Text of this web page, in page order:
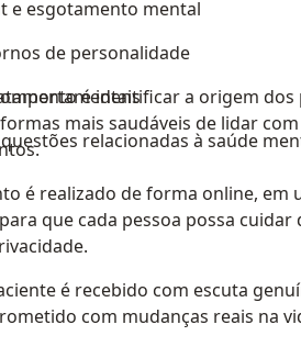
e esgotamento mental
de personalidade
relacionadas à saúde
é identificar a origem
mais saudáveis de lidar
é realizado de forma online, em
que cada pessoa possa cuidar
é recebido com escuta
com mudanças reais na